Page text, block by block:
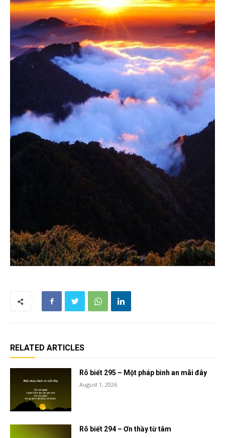
RELATED ARTICLES
Rõ biết 295 – Một pháp bình an mãi đây
August 1, 2026
Rõ biết 294 – Ơn thầy từ tâm